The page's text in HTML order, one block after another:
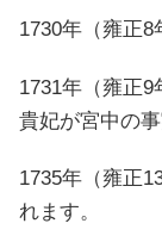
1730年（雍正8
1731年（雍正
貴妃が宮中の
1735年（雍正
れます。